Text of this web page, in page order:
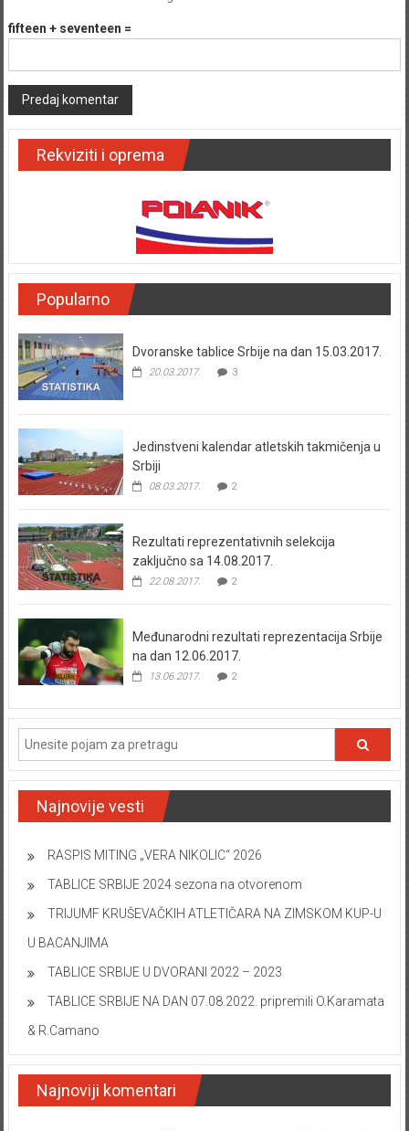
fifteen + seventeen =
Rekviziti i oprema
Popularno
Dvoranske tablice Srbije na dan 15.03.2017.
20.03.2017. 3
Jedinstveni kalendar atletskih takmičenja u
Srbiji
08.03.2017. 2
Rezultati reprezentativnih selekcija
zaključno sa 14.08.2017.
22.08.2017. 2
Međunarodni rezultati reprezentacija Srbije
na dan 12.06.2017.
13.06.2017. 2
Najnovije vesti
RASPIS MITING „VERA NIKOLIC“ 2026
TABLICE SRBIJE 2024 sezona na otvorenom
TRIJUMF KRUŠEVAČKIH ATLETIČARA NA ZIMSKOM KUP-U
U BACANJIMA
TABLICE SRBIJE U DVORANI 2022 – 2023
TABLICE SRBIJE NA DAN 07.08.2022. pripremili O.Karamata
& R.Camano
Najnoviji komentari